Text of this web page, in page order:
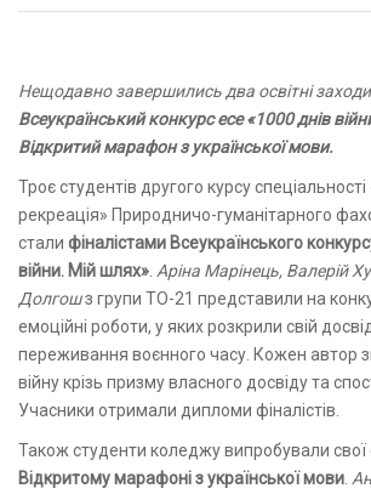
Нещодавно завершились два освітні
Всеукраїнський конкурс есе «1000 днів
Відкритий марафон з української мови.
Троє студентів другого курсу спеціальності
рекреація» Природничо-гуманітарного
стали фіналістами Всеукраїнського
війни. Мій шлях» Аріна Марінець, Валерій
Долгошз групи ТО-21 представили на
емоційні роботи, у яких розкрили свій
переживання воєнного часу. Кожен автор
війну крізь призму власного досвіду та
Учасники отримали дипломи фіналістів.
Також студенти коледжу випробували свої
Відкритому марафоні з української мови